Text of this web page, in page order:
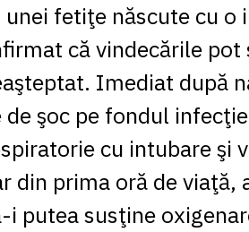
unei fetiţe născute cu o
că vindecările pot
Imediat după
şoc pe fondul
cu intubare şi
din prima oră de viaţă,
i putea susţine